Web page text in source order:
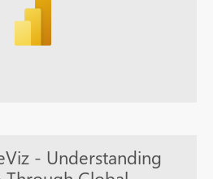
- Understanding